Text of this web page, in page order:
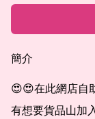
簡介
😍😍在此網店自
有想要貨品山加入